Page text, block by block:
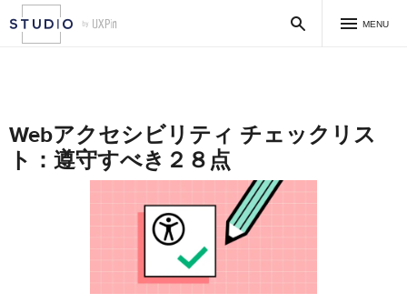
MENU
Webアクセシビリティ チェックリス
ト：遵守すべき２８点